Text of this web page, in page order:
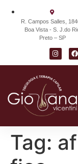
R. Campos Salles,
Boa Vista - S. J.do
Preto – SP
Tag: